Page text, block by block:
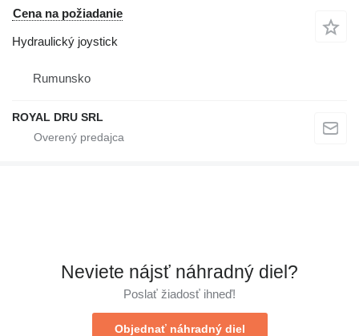
Cena na požiadanie
Hydraulický joystick
Rumunsko
ROYAL DRU SRL
Neviete nájsť náhradný diel?
Poslať žiadosť ihneď!
Objednať náhradný diel